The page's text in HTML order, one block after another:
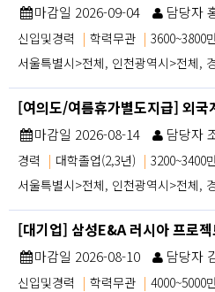
마감일 2026-09-04 담당자
신입및경력 | 학력무관 | 3600~3800
서울특별시>전체, 인천광역시>전체,
[여의도/여름휴가별도지급] 외국
마감일 2026-08-14 담당자
경력 | 대학졸업(2,3년) | 3200~3400
서울특별시>전체, 인천광역시>전체,
[대기업] 삼성E&A 러시아 프로
마감일 2026-08-10 담당자
신입및경력 | 학력무관 | 4000~5000